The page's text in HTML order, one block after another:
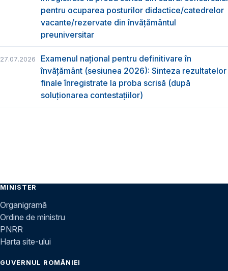
pentru ocuparea posturilor didactice/catedrelor
vacante/rezervate din învăţământul
preuniversitar
27.07.2026
Examenul național pentru definitivare în
învățământ (sesiunea 2026): Sinteza rezultatelor
finale înregistrate la proba scrisă (după
soluționarea contestațiilor)
MINISTER
Organigramă
Ordine de ministru
PNRR
Harta site-ului
GUVERNUL ROMÂNIEI